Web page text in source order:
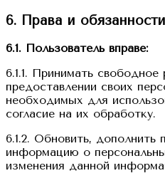
6. Права и
6.1. Пользователь вправе:
6.1.1. Принимать
предоставлении своих
необходимых для
согласие на их обработку.
6.1.2. Обновить, дополнить
информацию о
изменения данной